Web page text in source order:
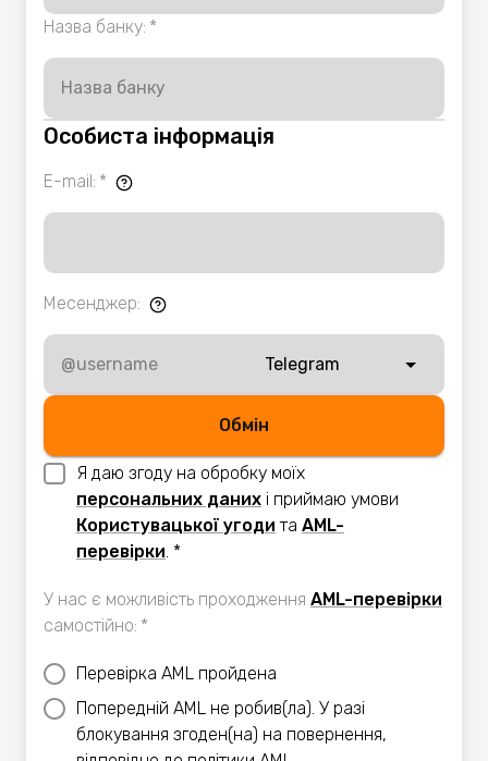
Назва банку: *
Особиста інформація
E-mail: *
Месенджер:
Telegram
Обмiн
Я даю згоду на обробку моїх
персональних даних i приймаю умови
Користувацької угоди та AML-
перевiрки. *
У нас є можливість проходження AML-перевірки
самостійно: *
Перевірка AML пройдена
Попередній AML не робив(ла). У разі
блокування згоден(на) на повернення,